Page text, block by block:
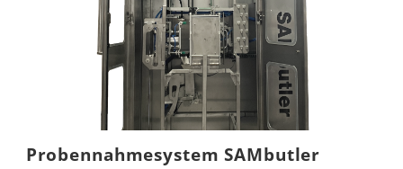
Probennahmesystem SAMbutler